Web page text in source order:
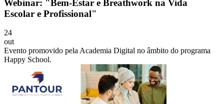
Webinar: "Bem-Estar e Breathwork na Vida
Escolar e Profissional"
24
out
Evento promovido pela Academia Digital no âmbito do programa
Happy School.